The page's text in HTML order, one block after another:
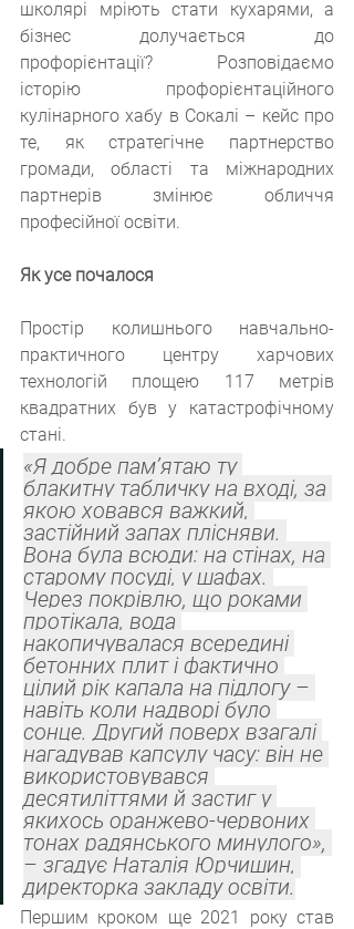
школярі мріють стати кухарями, а
бізнес долучається до
профорієнтації? Розповідаємо
історію профорієнтаційного
кулінарного хабу в Сокалі – кейс про
те, як стратегічне партнерство
громади, області та міжнародних
партнерів змінює обличчя
професійної освіти.
Як усе почалося
Простір колишнього навчально-
практичного центру харчових
технологій площею 117 метрів
квадратних був у катастрофічному
стані.
«Я добре пам’ятаю ту
блакитну табличку на вході, за
якою ховався важкий,
застійний запах плісняви.
Вона була всюди: на стінах, на
старому посуді, у шафах.
Через покрівлю, що роками
протікала, вода
накопичувалася всередині
бетонних плит і фактично
цілий рік капала на підлогу –
навіть коли надворі було
сонце. Другий поверх взагалі
нагадував капсулу часу: він не
використовувався
десятиліттями й застиг у
якихось оранжево-червоних
тонах радянського минулого»,
– згадує Наталія Юрчишин,
директорка закладу освіти.
Першим кроком ще 2021 року став